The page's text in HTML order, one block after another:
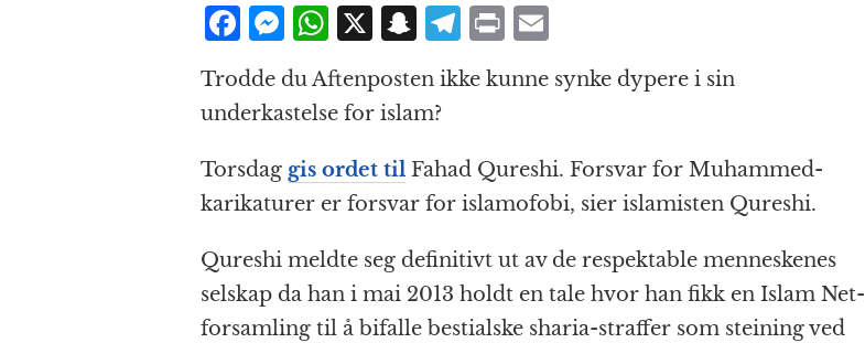
F
a
c
e
b
o
k
M
e
ss
e
n
g
r
W
h
at
s
A
p
X S
a
p
c
h
T
el
e
r
a
P
n ai
Trodde du Aftenposten ikke kunne synke dypere i sin
underkastelse for islam?
Torsdag gis ordet til Fahad Qureshi. Forsvar for Muhammed-
karikaturer er forsvar for islamofobi, sier islamisten Qureshi.
Qureshi meldte seg definitivt ut av de respektable menneskenes
selskap da han i mai 2013 holdt en tale hvor han fikk en Islam Net-
forsamling til å bifalle bestialske sharia-straffer som steining ved